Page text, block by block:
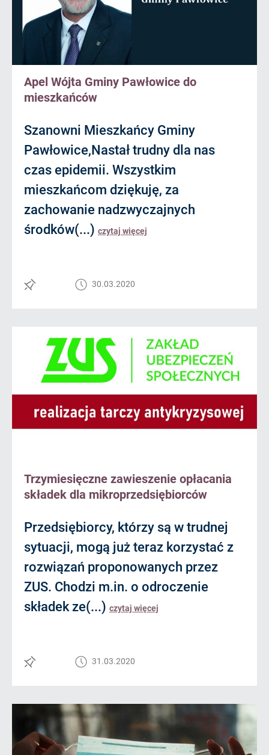
Apel Wójta Gminy Pawłowice do
mieszkańców
Szanowni Mieszkańcy Gminy
Pawłowice,Nastał trudny dla nas
czas epidemii. Wszystkim
mieszkańcom dziękuję, za
zachowanie nadzwyczajnych
środków(...) czytaj więcej
30.03.2020
Trzymiesięczne zawieszenie opłacania
składek dla mikroprzedsiębiorców
Przedsiębiorcy, którzy są w trudnej
sytuacji, mogą już teraz korzystać z
rozwiązań proponowanych przez
ZUS. Chodzi m.in. o odroczenie
składek ze(...) czytaj więcej
31.03.2020